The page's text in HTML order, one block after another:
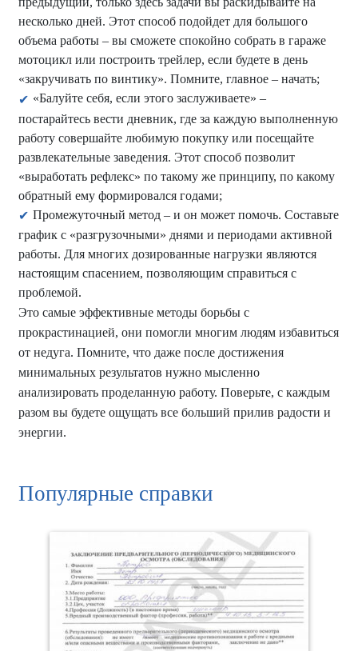
несколько дней. Этот способ подойдет для большого
объема работы – вы сможете спокойно собрать в гараже
мотоцикл или построить трейлер, если будете в день
«закручивать по винтику». Помните, главное – начать;
«Балуйте себя, если этого заслуживаете» –
постарайтесь вести дневник, где за каждую выполненную
работу совершайте любимую покупку или посещайте
развлекательные заведения. Этот способ позволит
«выработать рефлекс» по такому же принципу, по какому
обратный ему формировался годами;
Промежуточный метод – и он может помочь. Составьте
график с «разгрузочными» днями и периодами активной
работы. Для многих дозированные нагрузки являются
настоящим спасением, позволяющим справиться с
проблемой.
Это самые эффективные методы борьбы с
прокрастинацией, они помогли многим людям избавиться
от недуга. Помните, что даже после достижения
минимальных результатов нужно мысленно
анализировать проделанную работу. Поверьте, с каждым
разом вы будете ощущать все больший прилив радости и
энергии.
Популярные справки